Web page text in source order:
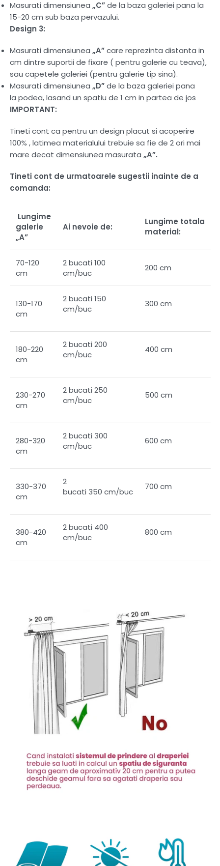
Masurati dimensiunea „C”de la baza galeriei pana la
15-20 cm sub baza pervazului.
Design 3:
Masurati dimensiunea „A”care reprezinta distanta in
cm dintre suportii de fixare ( pentru galerie cu teava),
sau capetele galeriei (pentru galerie tip sina).
Masurati dimensiunea „D”de la baza galeriei pana
la podea, lasand un spatiu de 1 cm in partea de jos
IMPORTANT:
Tineti cont ca pentru un design placut si acoperire
100% , latimea materialului trebuie sa fie de 2 ori mai
mare decat dimensiunea masurata „A”.
Tineti cont de urmatoarele sugestii inainte de a
comanda:
Lungime
galerie
„A”
Ai nevoie de:
Lungime totala
material:
70-120
cm
2 bucati 100
cm/buc
200 cm
130-170
cm
2 bucati 150
cm/buc
300 cm
180-220
cm
2 bucati 200
cm/buc
400 cm
230-270
cm
2 bucati 250
cm/buc
500 cm
280-320
cm
2 bucati 300
cm/buc
600 cm
330-370
cm
2
bucati 350 cm/buc
700 cm
380-420
cm
2 bucati 400
cm/buc
800 cm